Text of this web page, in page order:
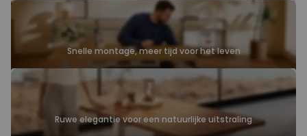
Snelle montage, meer tijd voor het leven
Ruwe elegantie voor een natuurlijke uitstraling